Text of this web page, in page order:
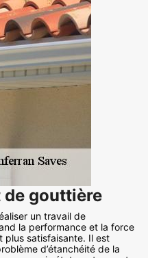
de gouttière
un travail de
la performance et la force
plus satisfaisante. Il est
d’étanchéité de la